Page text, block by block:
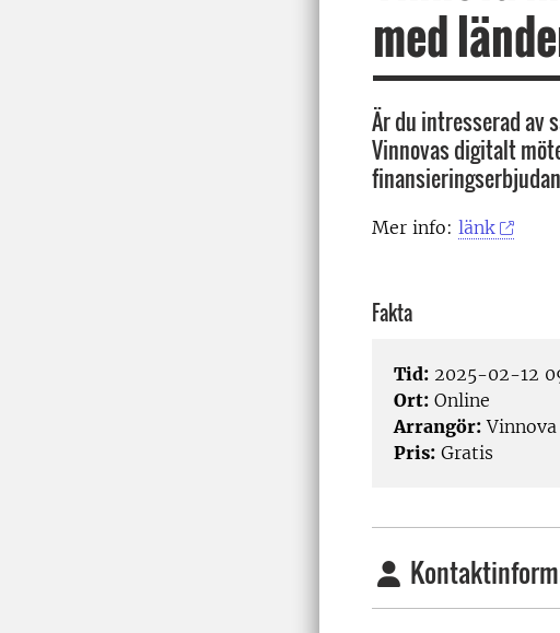
med
Är du intresserad av
Vinnovas digitalt
Mer info: länk
Fakta
Tid: 2025-02-12
Ort: Online
Arrangör: Vinnova
Pris: Gratis